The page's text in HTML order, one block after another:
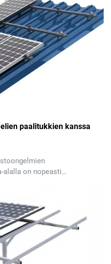
paalitukkien kanssa
alalla on nopeasti
jotka ovat rakenteita,